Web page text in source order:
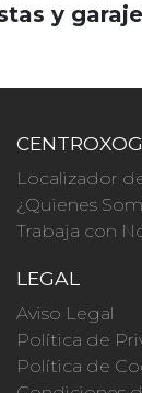
y
Localizador
¿Quienes
Trabaja con
LEGAL
Aviso Legal
Política de
Política de